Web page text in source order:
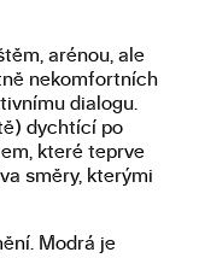
arénou, ale
nekomfortních
dialogu.
dychtící po
které teprve
směry, kterými
Modrá je